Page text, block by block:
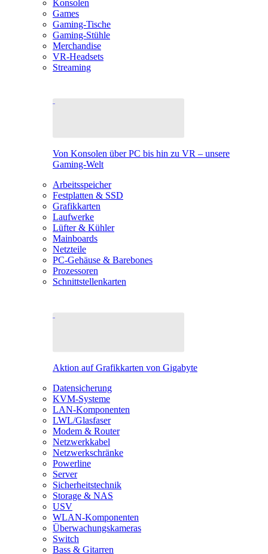
Konsolen
Games
Gaming-Tische
Gaming-Stühle
Merchandise
VR-Headsets
Streaming
Von Konsolen über PC bis hin zu VR – unsere
Gaming-Welt
Arbeitsspeicher
Festplatten & SSD
Grafikkarten
Laufwerke
Lüfter & Kühler
Mainboards
Netzteile
PC-Gehäuse & Barebones
Prozessoren
Schnittstellenkarten
Aktion auf Grafikkarten von Gigabyte
Datensicherung
KVM-Systeme
LAN-Komponenten
LWL/Glasfaser
Modem & Router
Netzwerkkabel
Netzwerkschränke
Powerline
Server
Sicherheitstechnik
Storage & NAS
USV
WLAN-Komponenten
Überwachungskameras
Switch
Bass & Gitarren